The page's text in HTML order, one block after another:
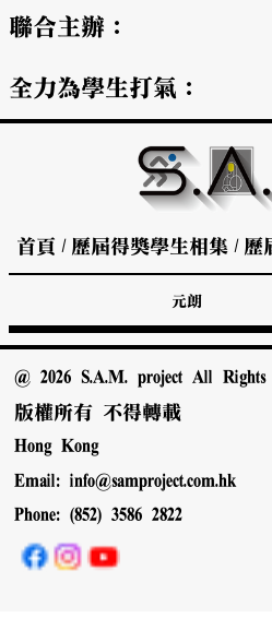
聯合主辦：
全力為學生打氣：
首頁 / 歷屆得獎學生相集 / 歷
元朗
@ 2026 S.A.M. project All Rights
版權所有 不得轉載
Hong Kong
Email: info@samproject.com.hk
Phone: (852) 3586 2822